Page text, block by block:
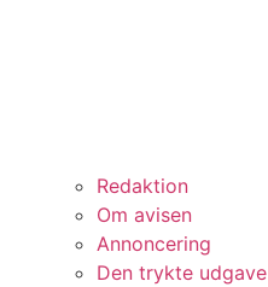
Redaktion
Om avisen
Annoncering
Den trykte udgave